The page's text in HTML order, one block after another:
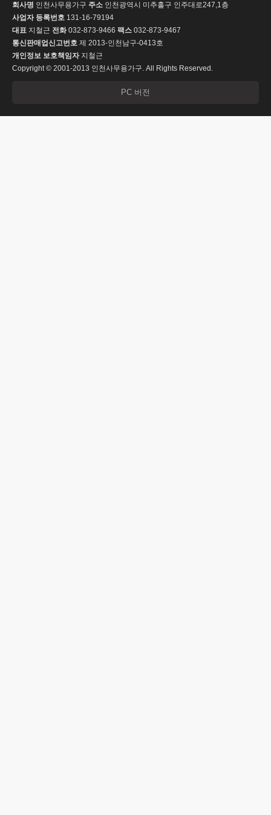
회사명 인천사무용가구 주소 인천광역시 미추홀구 인주대로247,1층
사업자 등록번호 131-16-79194
대표 지철근 전화032-873-9466 팩스 032-873-9467
통신판매업신고번호 제 2013-인천남구-0413호
개인정보 보호책임자지철근
Copyright © 2001-2013 인천사무용가구. All Rights Reserved.
PC 버전